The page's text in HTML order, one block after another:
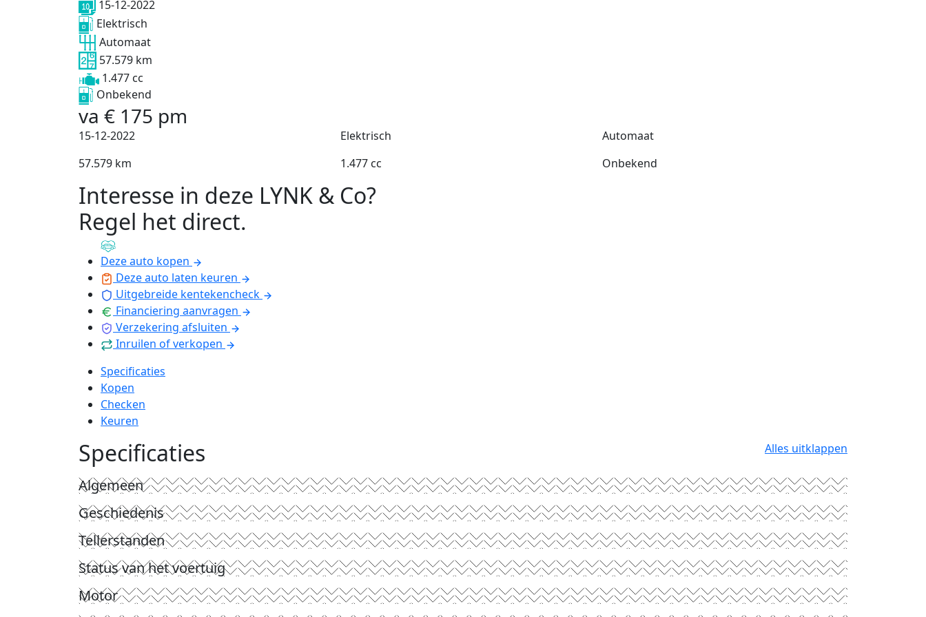
15-12-2022
Elektrisch
Automaat
57.579 km
1.477 cc
Onbekend
va € 175 pm
15-12-2022 Elektrisch
Automaat
57.579 km
1.477 cc Onbekend
Interesse in deze LYNK & Co?
Regel het direct.
Deze auto kopen
Deze auto laten keuren
Uitgebreide kentekencheck
Financiering aanvragen
Verzekering afsluiten
Inruilen of verkopen
Specificaties
Kopen
Checken
Keuren
Specificaties Alles uitklappen
Algemeen
Geschiedenis
Tellerstanden
Status van het voertuig
Motor